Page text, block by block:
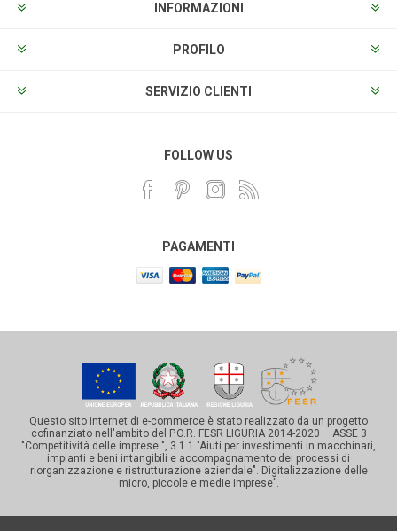
INFORMAZIONI
PROFILO
SERVIZIO CLIENTI
FOLLOW US
PAGAMENTI
Questo sito internet di e-commerce è stato realizzato da un progetto
cofinanziato nell'ambito del P.O.R. FESR LIGURIA 2014-2020 – ASSE 3
"Competitività delle imprese ", 3.1.1 "Aiuti per investimenti in macchinari,
impianti e beni intangibili e accompagnamento dei processi di
riorganizzazione e ristrutturazione aziendale". Digitalizzazione delle
micro, piccole e medie imprese”.